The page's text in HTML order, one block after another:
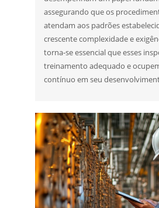
assegurando que os
atendam aos padrões
crescente complexidade e
torna-se essencial que esses
treinamento adequado e
contínuo em seu